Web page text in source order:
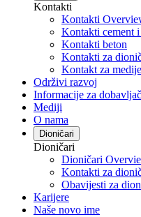
Kontakti
Kontakti
Kontakti cement
Kontakti beton
Kontakti za
Kontakt za medije
Održivi razvoj
Informacije za
Mediji
O nama
Dioničari
Dioničari
Dioničari
Kontakti za
Obavijesti za
Karijere
Naše novo ime